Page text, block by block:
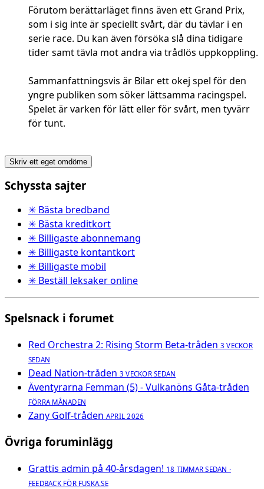
Förutom berättarläget finns även ett Grand Prix,
som i sig inte är speciellt svårt, där du tävlar i en
serie race. Du kan även försöka slå dina tidigare
tider samt tävla mot andra via trådlös uppkoppling.
Sammanfattningsvis är Bilar ett okej spel för den
yngre publiken som söker lättsamma racingspel.
Spelet är varken för lätt eller för svårt, men tyvärr
för tunt.
Skriv ett eget omdöme
Schyssta sajter
✳ Bästa bredband
✳ Bästa kreditkort
✳ Billigaste abonnemang
✳ Billigaste kontantkort
✳ Billigaste mobil
✳ Beställ leksaker online
Spelsnack i forumet
Red Orchestra 2: Rising Storm Beta-tråden 3 VECKOR
SEDAN
Dead Nation-tråden 3 VECKOR SEDAN
Äventyrarna Femman (5) - Vulkanöns Gåta-tråden
FÖRRA MÅNADEN
Zany Golf-tråden APRIL 2026
Övriga foruminlägg
Grattis admin på 40-årsdagen! 18 TIMMAR SEDAN ·
FEEDBACK FÖR FUSKA.SE